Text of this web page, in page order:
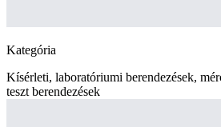
Kategória
Kísérleti, laboratóriumi berendezések,
teszt berendezések